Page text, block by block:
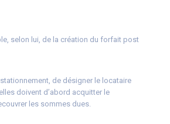
selon lui, de la création du forfait post
de désigner le locataire
doivent d’abord acquitter le
les sommes dues.